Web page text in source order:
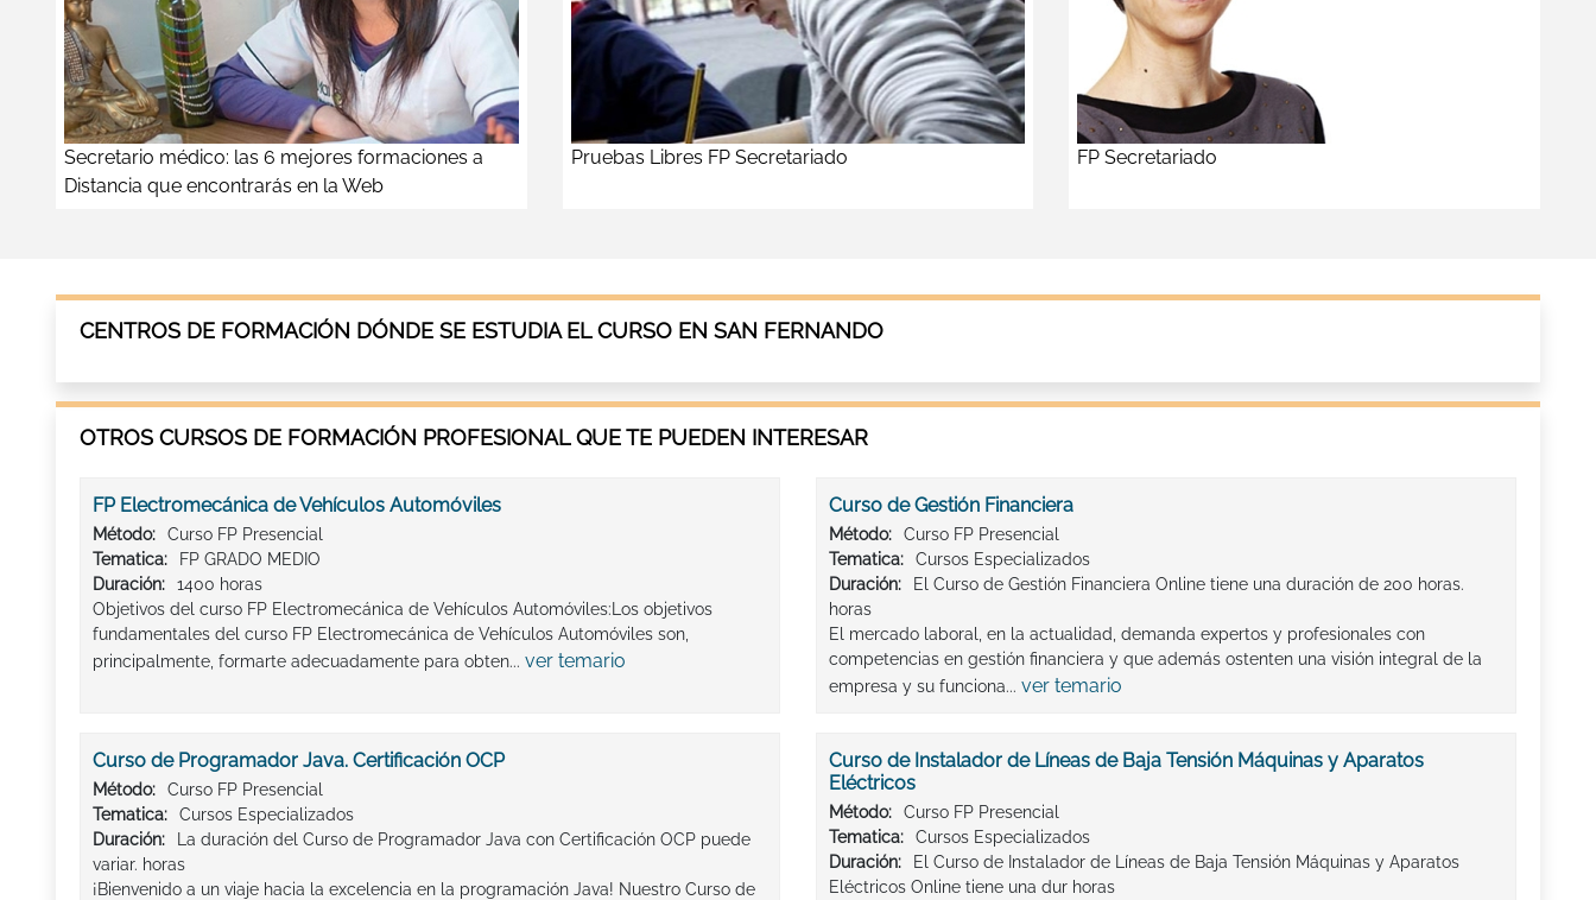
Secretario médico: las 6 mejores formaciones a
Distancia que encontrarás en la Web
Pruebas Libres FP Secretariado FP Secretariado
CENTROS DE FORMACIÓN DÓNDE SE ESTUDIA EL CURSO EN SAN FERNANDO
OTROS CURSOS DE FORMACIÓN PROFESIONAL QUE TE PUEDEN INTERESAR
FP Electromecánica de Vehículos Automóviles
Método:
Curso FP Presencial
Tematica:
FP GRADO MEDIO
Duración:
1400 horas
Objetivos del curso FP Electromecánica de Vehículos Automóviles:Los objetivos
fundamentales del curso FP Electromecánica de Vehículos Automóviles son,
principalmente, formarte adecuadamente para obten... ver temario
Curso de Gestión Financiera
Método:
Curso FP Presencial
Tematica:
Cursos Especializados
Duración:
El Curso de Gestión Financiera Online tiene una duración de 200 horas.
horas
El mercado laboral, en la actualidad, demanda expertos y profesionales con
competencias en gestión financiera y que además ostenten una visión integral de la
empresa y su funciona... ver temario
Curso de Programador Java. Certificación OCP
Método:
Curso FP Presencial
Tematica:
Cursos Especializados
Duración:
La duración del Curso de Programador Java con Certificación OCP puede
variar. horas
¡Bienvenido a un viaje hacia la excelencia en la programación Java! Nuestro Curso de
Curso de Instalador de Líneas de Baja Tensión Máquinas y Aparatos
Eléctricos
Método:
Curso FP Presencial
Tematica:
Cursos Especializados
Duración:
El Curso de Instalador de Líneas de Baja Tensión Máquinas y Aparatos
Eléctricos Online tiene una dur horas